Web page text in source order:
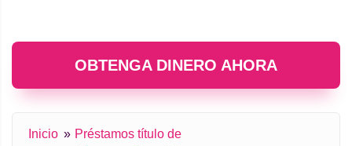
OBTENGA DINERO AHORA
Inicio
Préstamos título de